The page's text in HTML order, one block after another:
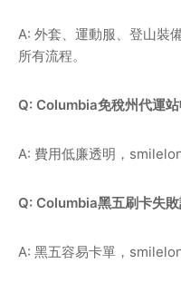
A: 外套、運動服、登山裝
所有流程。
Q: Columbia免稅州代運站
A: 費用低廉透明，
Q: Columbia黑五刷卡失敗
A: 黑五容易卡單，